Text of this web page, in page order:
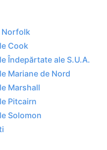
Cook
Îndepărtate ale S.U.A.
Mariane de Nord
Marshall
Pitcairn
Solomon